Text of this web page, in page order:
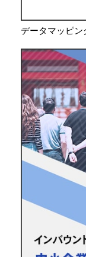
データマッピ